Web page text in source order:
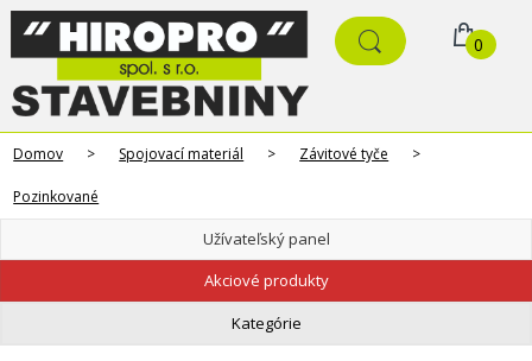
0
Domov > Spojovací materiál > Závitové tyče >
Pozinkované
Užívateľský panel
Akciové produkty
Kategórie